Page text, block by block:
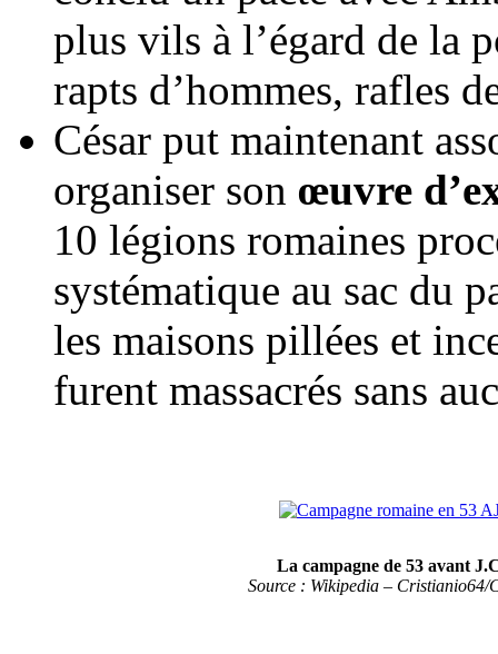
plus vils à l’égard de la
rapts d’hommes, rafles
César put maintenant
organiser son œuvre
10 légions romaines
systématique au sac du
les maisons pillées et
furent massacrés sans
La campagne de 53 avant
Source : Wikipedia – Cristianio64/